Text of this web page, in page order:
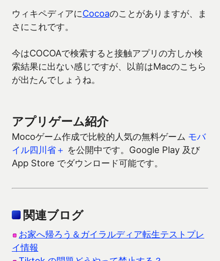
ウィキペディアにCocoaのことがありますが、ま
さにこれです。
今はCOCOAで検索すると接触アプリの方しか検
索結果に出ない感じですが、以前はMacのこちら
が出たんでしょうね。
アプリゲーム紹介
Mocoゲーム作成で比較的人気の無料ゲーム モバ
イル四川省＋ を公開中です。Google Play 及び
App Store でダウンロード可能です。
関連ブログ
お家へ帰ろう＆ガイラルディア転生テストプレ
イ情報